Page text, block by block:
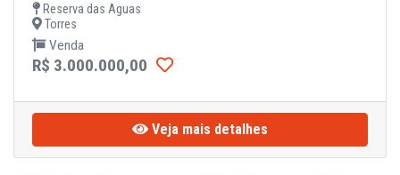
Reserva das Aguas
Torres
Venda
R$ 3.000.000,00
Veja mais detalhes